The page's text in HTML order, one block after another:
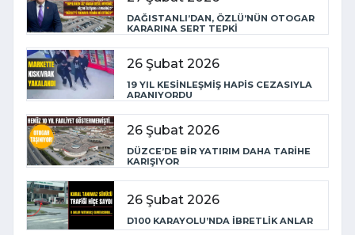
DAĞISTANLI’DAN, ÖZLÜ’NÜN OTOGAR
KARARINA SERT TEPKİ
26 Şubat 2026
19 YIL KESİNLEŞMİŞ HAPİS CEZASIYLA
ARANIYORDU
26 Şubat 2026
DÜZCE’DE BİR YATIRIM DAHA TARİHE
KARIŞIYOR
26 Şubat 2026
D100 KARAYOLU’NDA İBRETLİK ANLAR